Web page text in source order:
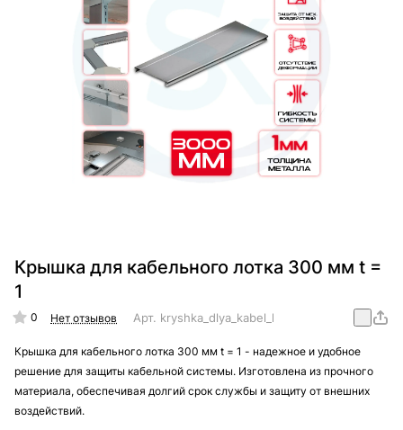
Крышка для кабельного лотка 300 мм t =
1
0 Нет отзывов Арт. kryshka_dlya_kabel_lotka_300_mm_t_=_1
Крышка для кабельного лотка 300 мм t = 1 - надежное и удобное
решение для защиты кабельной системы. Изготовлена из прочного
материала, обеспечивая долгий срок службы и защиту от внешних
воздействий.